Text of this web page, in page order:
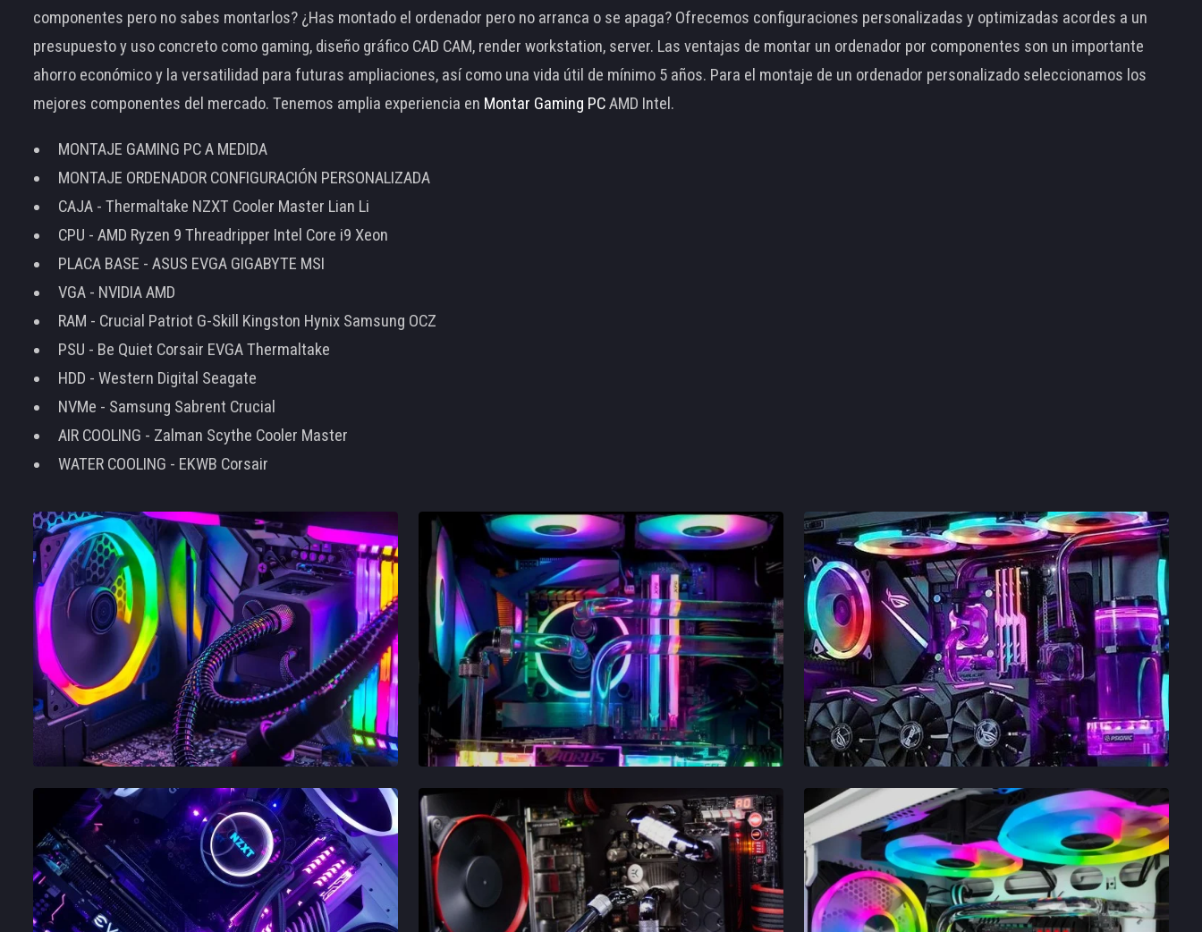
componentes pero no sabes montarlos? ¿Has montado el ordenador pero no arranca o se apaga? Ofrecemos configuraciones personalizadas y optimizadas acordes a un
presupuesto y uso concreto como gaming, diseño gráfico CAD CAM, render workstation, server. Las ventajas de montar un ordenador por componentes son un importante
ahorro económico y la versatilidad para futuras ampliaciones, así como una vida útil de mínimo 5 años. Para el montaje de un ordenador personalizado seleccionamos los
mejores componentes del mercado. Tenemos amplia experiencia en Montar Gaming PCAMD Intel.
MONTAJE GAMING PC A MEDIDA
MONTAJE ORDENADOR CONFIGURACIÓN PERSONALIZADA
CAJA - Thermaltake NZXT Cooler Master Lian Li
CPU - AMD Ryzen 9 Threadripper Intel Core i9 Xeon
PLACA BASE - ASUS EVGA GIGABYTE MSI
VGA - NVIDIA AMD
RAM - Crucial Patriot G-Skill Kingston Hynix Samsung OCZ
PSU - Be Quiet Corsair EVGA Thermaltake
HDD - Western Digital Seagate
NVMe - Samsung Sabrent Crucial
AIR COOLING - Zalman Scythe Cooler Master
WATER COOLING - EKWB Corsair